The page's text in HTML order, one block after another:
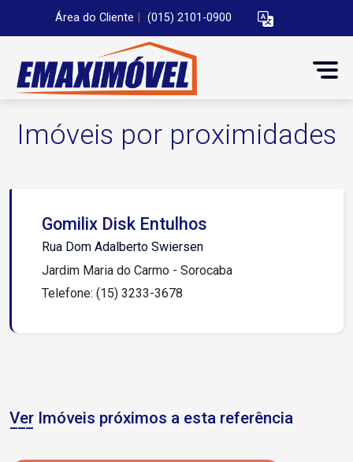
Área do Cliente (015) 2101-0900
Imóveis por proximidades
Gomilix Disk Entulhos
Rua Dom Adalberto Swiersen
Jardim Maria do Carmo - Sorocaba
Telefone: (15) 3233-3678
Ver Imóveis próximos a esta referência